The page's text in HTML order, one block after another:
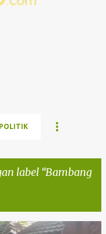
POLITIK
label Bambang